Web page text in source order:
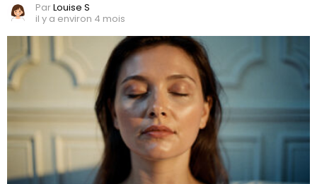
ParLouise S
il y a environ 4 mois